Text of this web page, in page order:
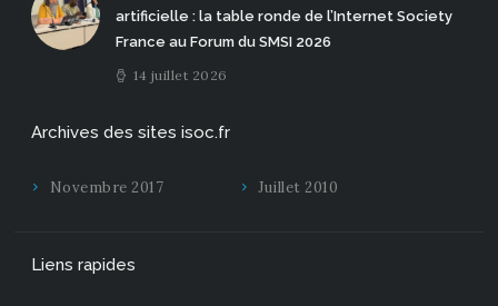
artificielle : la table ronde de l’Internet Society
France au Forum du SMSI 2026
14 juillet 2026
Archives des sites isoc.fr
Novembre 2017 Juillet 2010
Liens rapides